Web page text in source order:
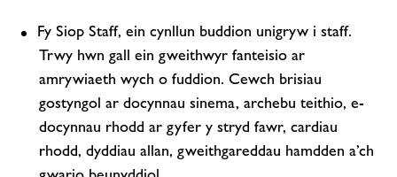
Fy Siop Staff, ein cynllun buddion unigryw i staff.
Trwy hwn gall ein gweithwyr fanteisio ar
amrywiaeth wych o fuddion. Cewch brisiau
gostyngol ar docynnau sinema, archebu teithio, e-
docynnau rhodd ar gyfer y stryd fawr, cardiau
rhodd, dyddiau allan, gweithgareddau hamdden a’ch